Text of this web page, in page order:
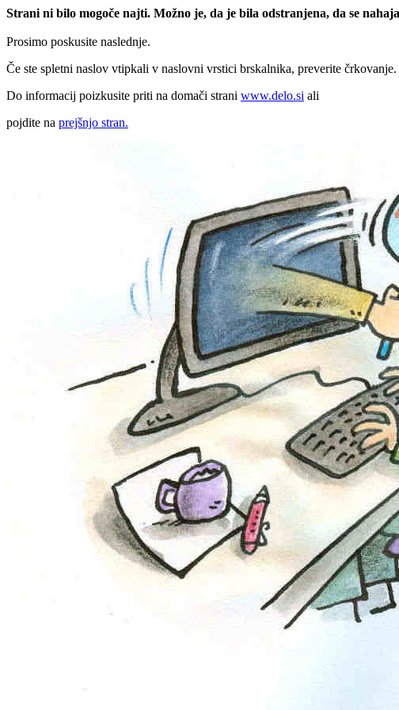
Strani ni bilo mogoče najti. Možno je, da je bila odstranjena, da se
Prosimo poskusite naslednje.
Če ste spletni naslov vtipkali v naslovni vrstici brskalnika, preverite črkovanje.
Do informacij poizkusite priti na domači strani www.delo.si ali
pojdite na prejšnjo stran.